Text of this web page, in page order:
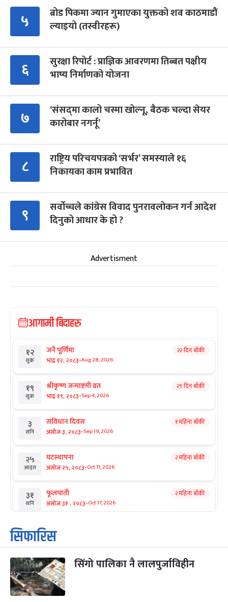
५
ब्रोड पिकमा ज्यान गुमाएका युक्तको शव काठमाडौं
ल्याइयो (तस्वीरहरू)
६
सुरक्षा रिपोर्ट : प्राज्ञिक आवरणमा तिब्बत पक्षीय
भाष्य निर्माणको योजना
७
‘संसद्‍मा कालो चस्मा खोल्नू, बैठक चल्दा सेयर
कारोबार नगर्नू’
८
राष्ट्रिय परिचयपत्रको ‘सर्भर’ समस्याले १६
निकायका काम प्रभावित
९
सर्वोच्चले कांग्रेस विवाद पुनरावलोकन गर्न आदेश
दिनुको आधार के हो ?
Advertisment
आगामी बिदाहरु
१२
शुक्र
जनै पूर्णिमा
भाद्र १२, २०८३-Aug 28, 2026
२२ दिन बाँकी
१९
शुक्र
श्रीकृष्ण जन्माष्टमी व्रत
भाद्र १९, २०८३-Sep 4, 2026
२९ दिन बाँकी
३
शनि
संविधान दिवस
असोज ३, २०८३-Sep 19, 2026
१ महिना बाँकी
२५
आइत
घटस्थापना
असोज २५, २०८३-Oct 11, 2026
२ महिना बाँकी
३१
शनि
फूलपाती
असोज ३१ , २०८३-Oct 17, 2026
२ महिना बाँकी
१
आइत
कार्तिक सङ्क्रान्ति
कार्तिक १, २०८३
३
मंगल
महानवमी
कार्तिक ३, २०८३
२ महिना बाँकी
सिफारिस
सिंगो पालिका नै लालपुर्जाविहीन